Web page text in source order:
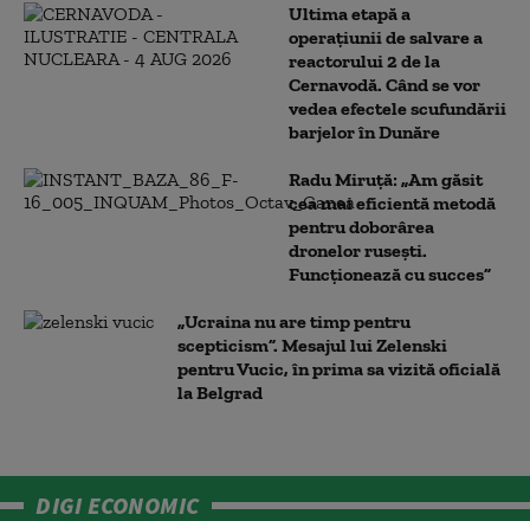
Ultima etapă a
operațiunii de salvare a
reactorului 2 de la
Cernavodă. Când se vor
vedea efectele scufundării
barjelor în Dunăre
Radu Miruță: „Am găsit
cea mai eficientă metodă
pentru doborârea
dronelor rusești.
Funcționează cu succes”
„Ucraina nu are timp pentru
scepticism”. Mesajul lui Zelenski
pentru Vucic, în prima sa vizită oficială
la Belgrad
DIGI ECONOMIC